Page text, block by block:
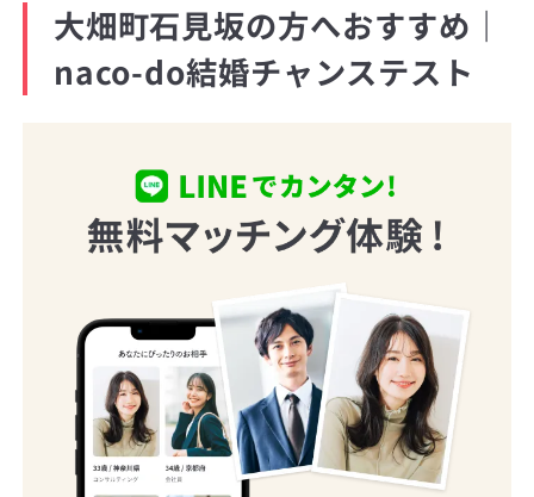
大畑町石見坂の方へおすすめ｜
naco-do結婚チャンステスト